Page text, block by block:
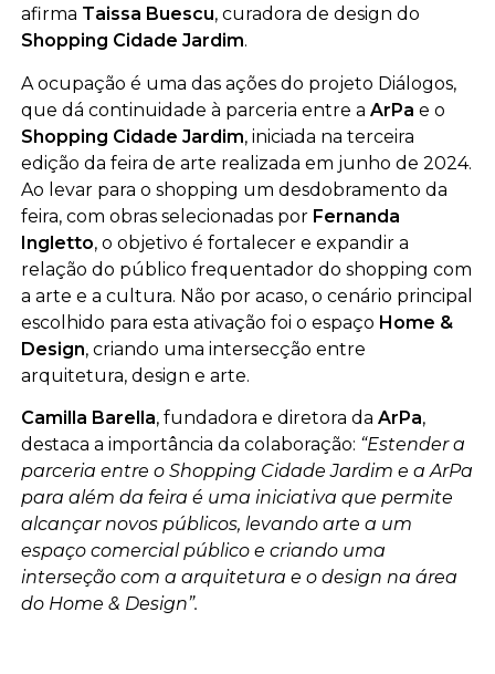
afirma Taissa Buescu, curadora de design do
Shopping Cidade Jardim.
A ocupação é uma das ações do projeto Diálogos,
que dá continuidade à parceria entre a ArPa e o
Shopping Cidade Jardim, iniciada na terceira
edição da feira de arte realizada em junho de 2024.
Ao levar para o shopping um desdobramento da
feira, com obras selecionadas por Fernanda
Ingletto, o objetivo é fortalecer e expandir a
relação do público frequentador do shopping com
a arte e a cultura. Não por acaso, o cenário principal
escolhido para esta ativação foi o espaço Home &
Design, criando uma intersecção entre
arquitetura, design e arte.
Camilla Barella, fundadora e diretora da ArPa,
destaca a importância da colaboração: “Estender a
parceria entre o Shopping Cidade Jardim e a ArPa
para além da feira é uma iniciativa que permite
alcançar novos públicos, levando arte a um
espaço comercial público e criando uma
interseção com a arquitetura e o design na área
do Home & Design”.